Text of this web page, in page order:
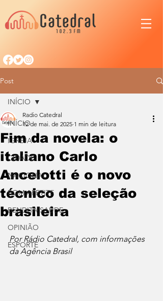
Post
INÍCIO
IGREJA
CIDADE
NACIONAL
BOM APETITE
BENDITA SAÚDE
OPINIÃO
ESPORTE
INÍCIO
Fim da novela: o
italiano Carlo
Ancelotti é o novo
técnico da seleção
brasileira
Radio Catedral
12 de mai. de 2025 1 min de leitura
Por Rádio Catedral, com informações
da Agência Brasil